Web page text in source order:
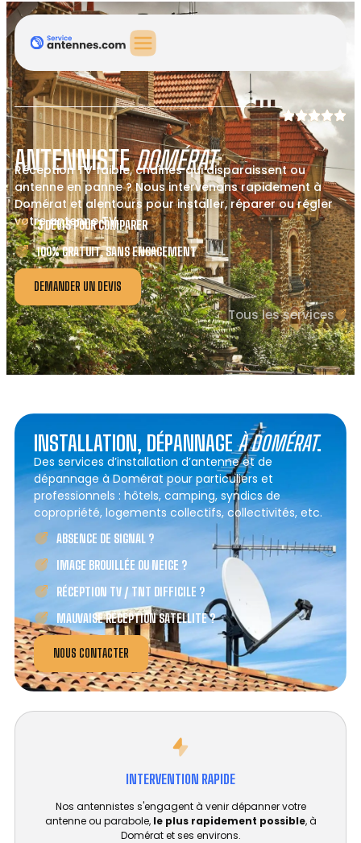
ANTENNISTEDOMÉRAT
Réception TV faible, chaînes qui disparaissent ou
antenne en panne ? Nous intervenons rapidement à
Domérat et alentours pour installer, réparer ou régler
votre antenne TV.
3 DEVIS POUR COMPARER
100% GRATUIT, SANS ENGAGEMENT
DEMANDER UN DEVIS
Tous les services
INSTALLATION, DÉPANNAGEÀ DOMÉRAT.
Des services d’installation d’antenne et de
dépannage à Domérat pour particuliers et
professionnels : hôtels, camping, syndics de
copropriété, logements collectifs, collectivités, etc.
ABSENCE DE SIGNAL ?
IMAGE BROUILLÉE OU NEIGE ?
RÉCEPTION TV / TNT DIFFICILE ?
MAUVAISE RÉCEPTION SATELLITE ?
NOUS CONTACTER
INTERVENTION RAPIDE
Nos antennistes s'engagent à venir dépanner votre
antenne ou parabole, le plus rapidement possible, à
Domérat et ses environs.